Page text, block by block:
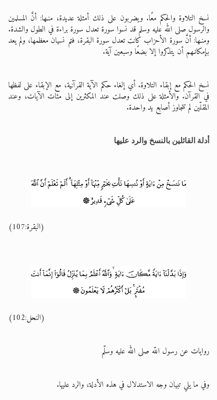
نسخ التلاوة والحكم معًا. ويضربون على ذلك أمثلة عديدة، منـها: أنَّ المسلمين
والرسول صلى الله عليه وسلم قد نسوا سورة تعدل سورة براءة في الطول والشدة.
ومنـها: أنَّ سورة الأحزاب كانت تعدل سورة البقرة، فتم نسيان معظمها، ولم يعد
بإمكانـهم أن يتذكروا إلا بضعًا وسبعين آية.
نسخ الحكم مع إبقاء التلاوة. أي إلغاء حكم الآية القرآنية، مع الإبقاء على لفظها
في القرآن. والأمثلة على ذلك وصلت عند المكثرين إلى مئات الآيات، وعند
المقلّين لم تتجاوز أصابع يد واحدة.
أدلة القائلين بالنسخ والرد عليها
(البقرة:107)
(النحل:102)
روايات عن رسول اللّه صلى الله عليه وسلّم
وفي ما يلي تبيان وجه الاستدلال في هذه الأدلة، والرد عليها.